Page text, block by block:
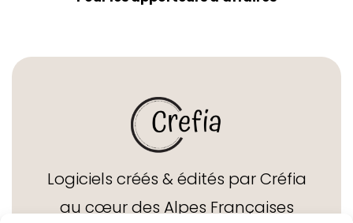
Logiciels créés & édités par Créfia
au cœur des Alpes Françaises